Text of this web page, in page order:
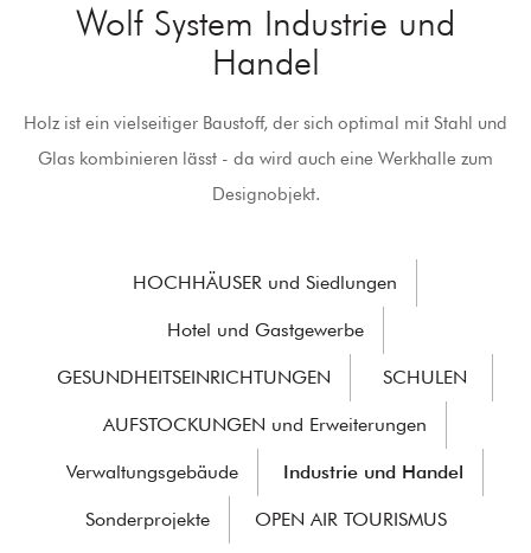
Wolf System Industrie und
Handel
Holz ist ein vielseitiger Baustoff, der sich optimal mit Stahl und
Glas kombinieren lässt - da wird auch eine Werkhalle zum
Designobjekt.
HOCHHÄUSER und Siedlungen
Hotel und Gastgewerbe
GESUNDHEITSEINRICHTUNGEN SCHULEN
AUFSTOCKUNGEN und Erweiterungen
Verwaltungsgebäude Industrie und Handel
Sonderprojekte OPEN AIR TOURISMUS